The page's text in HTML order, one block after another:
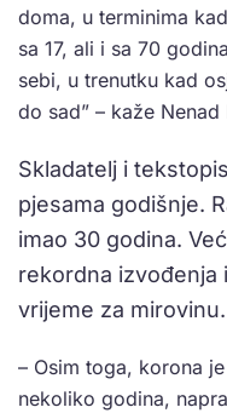
doma, u terminima
sa 17, ali i sa 70
sebi, u trenutku kad
do sad” – kaže
Skladatelj i
pjesama godišnje.
imao 30 godina.
rekordna izvođenja
vrijeme za mirovinu.
– Osim toga, korona
nekoliko godina,